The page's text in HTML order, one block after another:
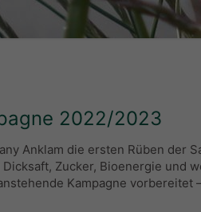
2022/2023
Anklam die ersten Rüben der
Zucker, Bioenergie und
Kampagne